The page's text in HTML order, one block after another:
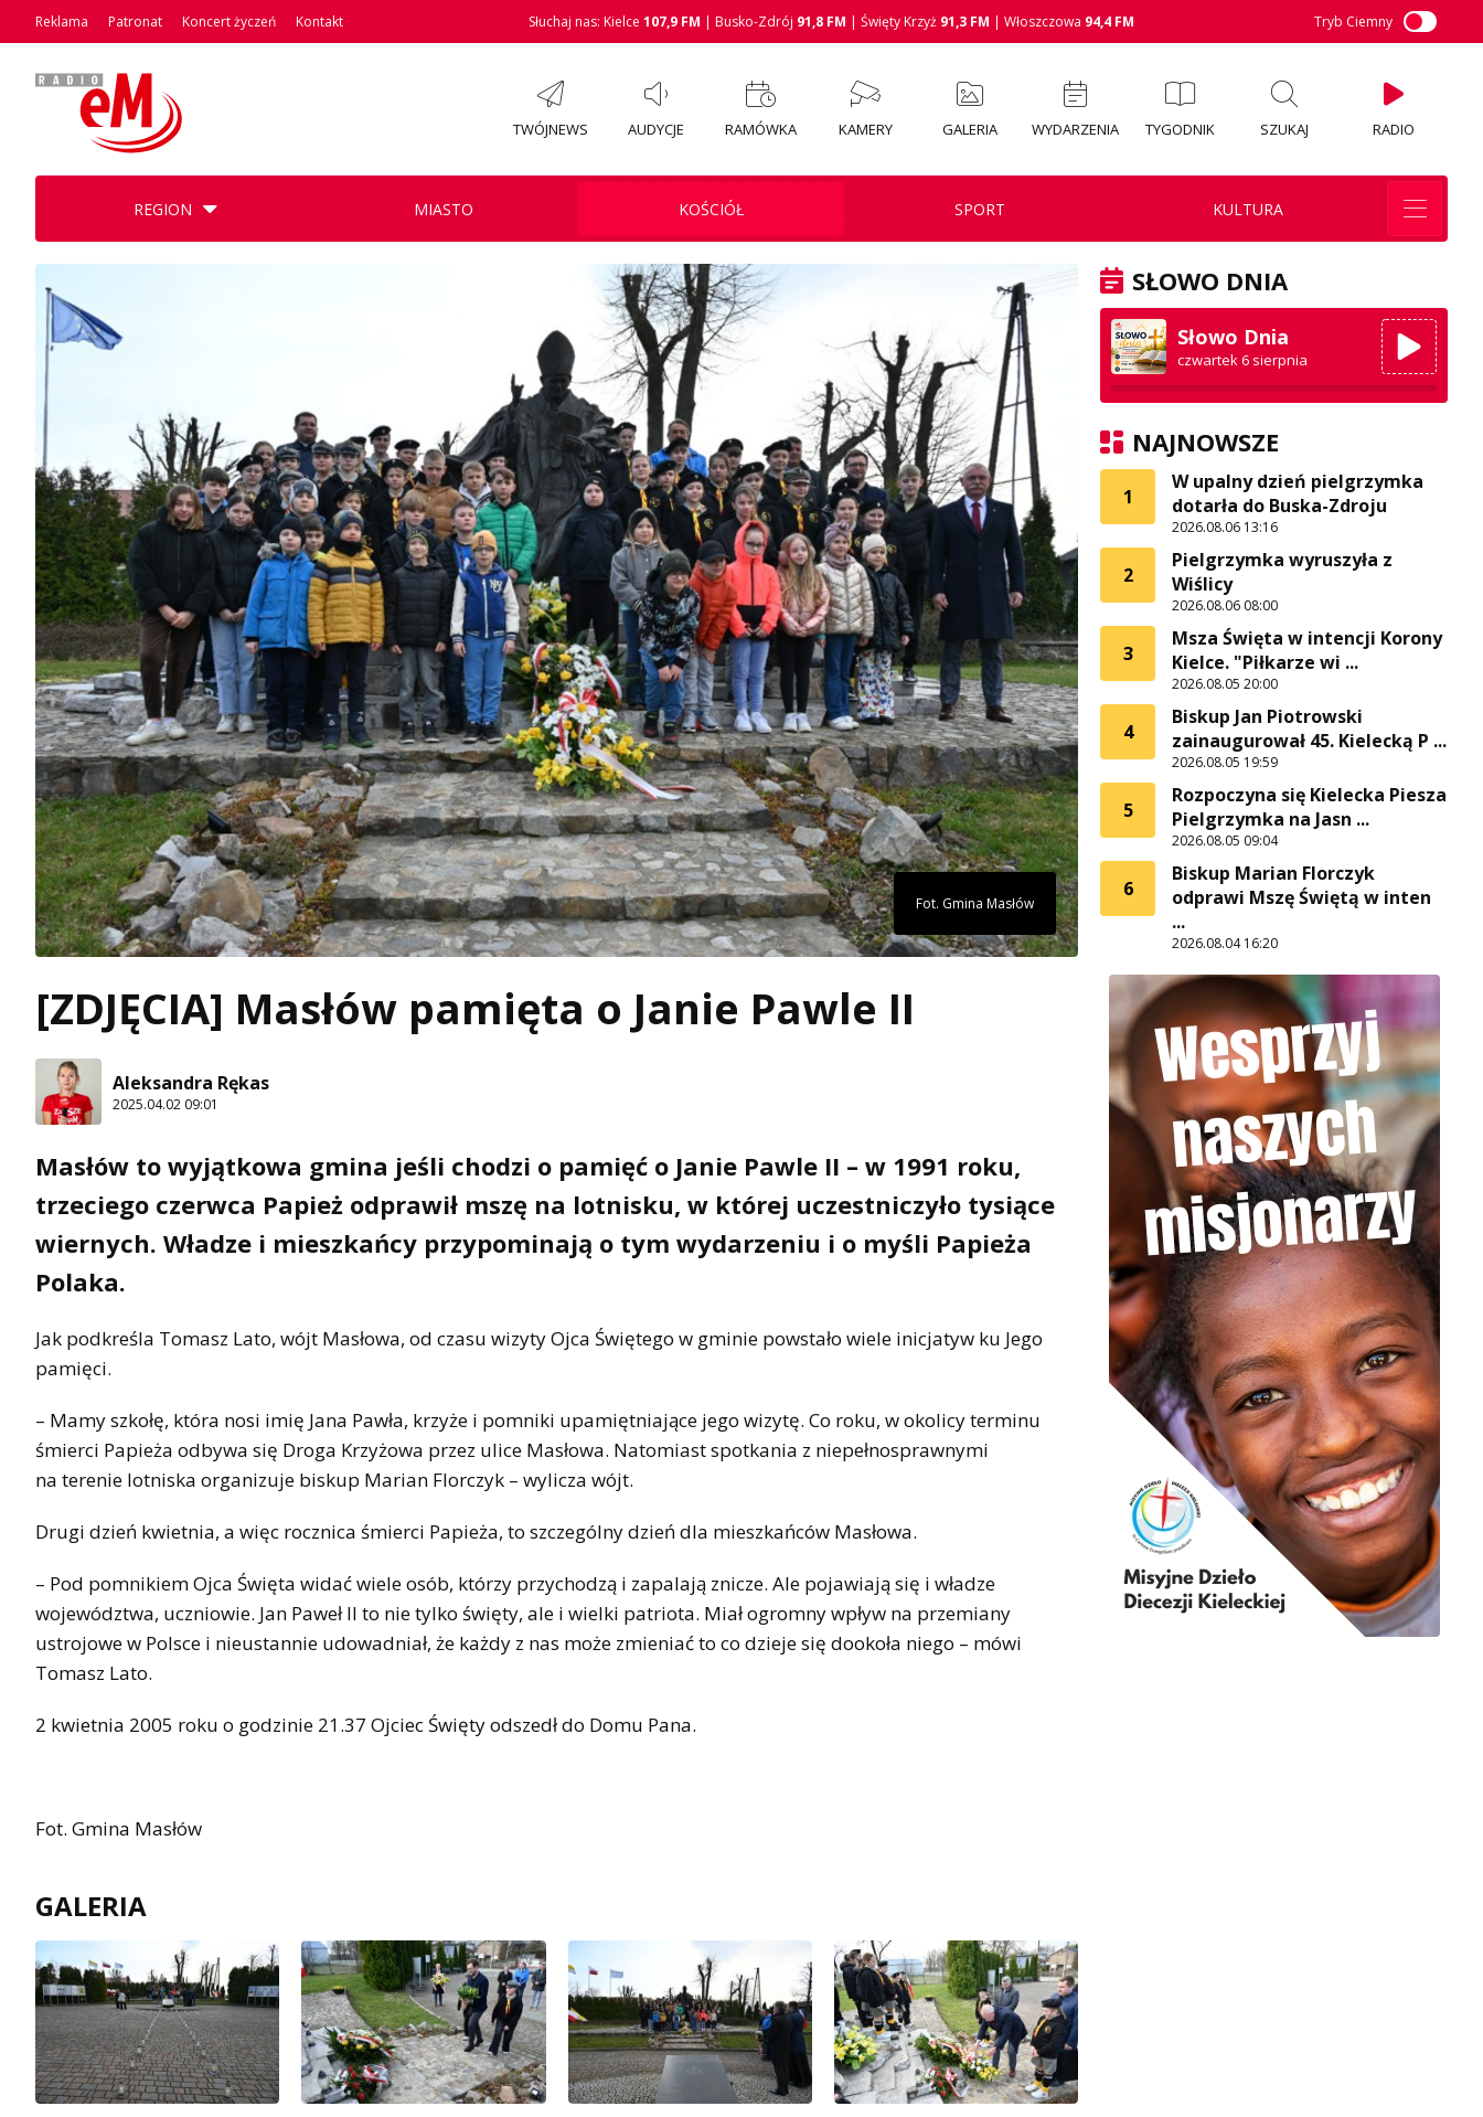
Reklama Patronat Koncert życzeń Kontakt Słuchaj nas: Kielce 107,9 FM | Busko-Zdrój 91,8 FM | Święty Krzyż 91,3 FM | Włoszczowa 94,4 FM Tryb Ciemny
TWÓJNEWS AUDYCJE RAMÓWKA KAMERY GALERIA WYDARZENIA TYGODNIK SZUKAJ RADIO
REGION MIASTO KOŚCIÓŁ SPORT KULTURA
Fot. Gmina Masłów
[ZDJĘCIA] Masłów pamięta o Janie Pawle II
Aleksandra Rękas
2025.04.02 09:01
Masłów to wyjątkowa gmina jeśli chodzi o pamięć o Janie Pawle II – w 1991 roku,
trzeciego czerwca Papież odprawił mszę na lotnisku, w której uczestniczyło tysiące
wiernych. Władze i mieszkańcy przypominają o tym wydarzeniu i o myśli Papieża
Polaka.
Jak podkreśla Tomasz Lato, wójt Masłowa, od czasu wizyty Ojca Świętego w gminie powstało wiele inicjatyw ku Jego
pamięci.
– Mamy szkołę, która nosi imię Jana Pawła, krzyże i pomniki upamiętniające jego wizytę. Co roku, w okolicy terminu
śmierci Papieża odbywa się Droga Krzyżowa przez ulice Masłowa. Natomiast spotkania z niepełnosprawnymi
na terenie lotniska organizuje biskup Marian Florczyk – wylicza wójt.
Drugi dzień kwietnia, a więc rocznica śmierci Papieża, to szczególny dzień dla mieszkańców Masłowa.
– Pod pomnikiem Ojca Święta widać wiele osób, którzy przychodzą i zapalają znicze. Ale pojawiają się i władze
województwa, uczniowie. Jan Paweł II to nie tylko święty, ale i wielki patriota. Miał ogromny wpływ na przemiany
ustrojowe w Polsce i nieustannie udowadniał, że każdy z nas może zmieniać to co dzieje się dookoła niego – mówi
Tomasz Lato.
2 kwietnia 2005 roku o godzinie 21.37 Ojciec Święty odszedł do Domu Pana.
Fot. Gmina Masłów
GALERIA
SŁOWO DNIA
Słowo Dnia
czwartek 6 sierpnia
NAJNOWSZE
1
W upalny dzień pielgrzymka
dotarła do Buska-Zdroju
2026.08.06 13:16
2
Pielgrzymka wyruszyła z
Wiślicy
2026.08.06 08:00
3
Msza Święta w intencji Korony
Kielce. "Piłkarze wi ...
2026.08.05 20:00
4
Biskup Jan Piotrowski
zainaugurował 45. Kielecką P ...
2026.08.05 19:59
5
Rozpoczyna się Kielecka Piesza
Pielgrzymka na Jasn ...
2026.08.05 09:04
6
Biskup Marian Florczyk
odprawi Mszę Świętą w inten
...
2026.08.04 16:20